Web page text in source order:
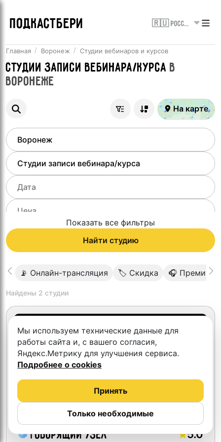
ПОДКАСТБЕРИ 🇷🇺 Россия
Главная Воронеж Студии вебинаров и курсов
Студии записи вебинара/курса в
Воронеже
На карте
Показать все фильтры
Найти студию
📡 Онлайн-трансляция 🏷 Скидка 🎧 Премиум
Найдены 2 студии
Говорящий узел 5.0
Мы используем технические данные для
работы сайта и, с вашего согласия,
Яндекс.Метрику для улучшения сервиса.
Подробнее о cookies
Только необходимые
Принять